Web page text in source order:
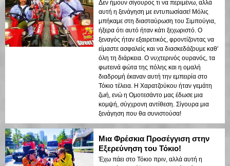
Δεν ήμουν σίγουρος τι να περιμένω, αλλά
αυτή η ξενάγηση με εντυπωσίασε! Μόλις
μπήκαμε στη διασταύρωση του Σιμπούγια,
ήξερα ότι αυτό ήταν κάτι ξεχωριστό. Ο
ξεναγός ήταν εξαιρετικός, φροντίζοντας να
είμαστε ασφαλείς και να διασκεδάζουμε καθ'
όλη τη διάρκεια. Ο νυχτερινός ουρανός, τα
φωτεινά φώτα της πόλης και η ομαλή
διαδρομή έκαναν αυτή την εμπειρία στο
Τόκιο τέλεια. Η Χαρατζούκου ήταν γεμάτη
ζωή, ενώ η Ομοτεσάντο μας έδωσε μια
κομψή, σύγχρονη αντίθεση. Σίγουρα μια
ξενάγηση που θα συνιστούσα!
Μια Φρέσκια Προσέγγιση στην
Εξερεύνηση του Τόκιο!
Έχω πάει στο Τόκιο πριν, αλλά αυτή η